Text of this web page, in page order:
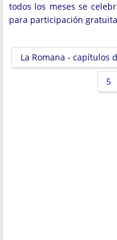
todos los meses se
para participación
La Romana - capítulos
5